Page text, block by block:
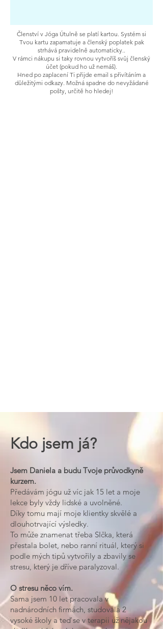
👉 Jógová Útulna - již 28 jóga
kurzů a výzev v Knihovně
+ 9 nových lekcí jógy i
terapeutických pohybů
měsíčně
+ Meditace, dechová cvičení a
Členství v Jóga Útulně se platí kartou. Systém si
Tvou kartu zapamatuje a členský poplatek pak
strhává pravidelně automaticky..
V rámci nákupu si taky rovnou vytvoříš svůj členský
účet (pokud ho už nemáš).
Hned po zaplacení Ti přijde email s přivítáním a
důležitými odkazy. Možná spadne do nevyžádané
pošty, určitě ho hledej!
Jsem Daniela a budu Tvoje průvodkyně
kurzem.
Předávám jógu už víc jak 15 let a moje
lekce byly vždy lidské a uvolněné.
Díky tomu mají moje klientky skvělé a
dlouhotrvající výsledky.
To může znamenat třeba SIčka, která
přestala bolet, nebo ranní rituál, který si
podle mých tipů vytvořily a zbavily se
stresu, který je dříve paralyzoval.​
O stresu něco vím.
Sama jsem 10 let pracovala v
nadnárodních firmách, studovala 2
vysoké školy a teď se v terapii už nějakou
Kdo jsem já?